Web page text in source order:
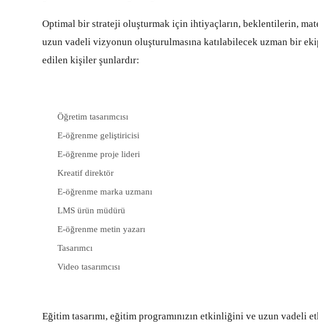
Optimal bir strateji oluşturmak için ihtiyaçların, beklentilerin,
uzun vadeli vizyonun oluşturulmasına katılabilecek uzman bir
edilen kişiler şunlardır:
Öğretim tasarımcısı
E-öğrenme geliştiricisi
E-öğrenme proje lideri
Kreatif direktör
E-öğrenme marka uzmanı
LMS ürün müdürü
E-öğrenme metin yazarı
Tasarımcı
Video tasarımcısı
Eğitim tasarımı, eğitim programınızın etkinliğini ve uzun vadeli